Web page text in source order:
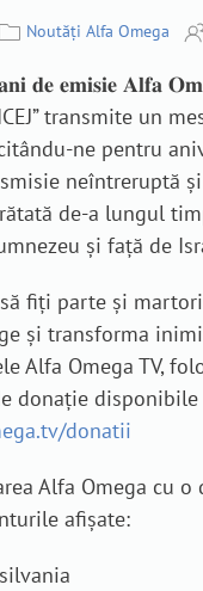
Noutăți Alfa Omega
𝐝𝐞 𝐞𝐦𝐢𝐬𝐢𝐞 𝐀𝐥𝐟𝐚
transmite un
ne pentru
neîntreruptă
de-a lungul
și față de
fiți parte și
și transforma
Alfa Omega TV,
donație
donatii
Alfa Omega cu o
afișate: